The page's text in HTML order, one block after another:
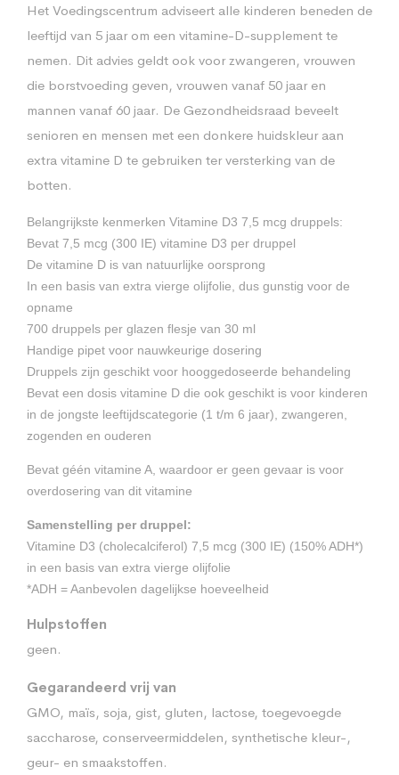
Het Voedingscentrum adviseert alle kinderen beneden de
leeftijd van 5 jaar om een vitamine-D-supplement te
nemen. Dit advies geldt ook voor zwangeren, vrouwen
die borstvoeding geven, vrouwen vanaf 50 jaar en
mannen vanaf 60 jaar. De Gezondheidsraad beveelt
senioren en mensen met een donkere huidskleur aan
extra vitamine D te gebruiken ter versterking van de
botten.
Belangrijkste kenmerken Vitamine D3 7,5 mcg druppels:
Bevat 7,5 mcg (300 IE) vitamine D3 per druppel
De vitamine D is van natuurlijke oorsprong
In een basis van extra vierge olijfolie, dus gunstig voor de
opname
700 druppels per glazen flesje van 30 ml
Handige pipet voor nauwkeurige dosering
Druppels zijn geschikt voor hooggedoseerde behandeling
Bevat een dosis vitamine D die ook geschikt is voor kinderen
in de jongste leeftijdscategorie (1 t/m 6 jaar), zwangeren,
zogenden en ouderen
Bevat géén vitamine A, waardoor er geen gevaar is voor
overdosering van dit vitamine
Samenstelling per druppel:
Vitamine D3 (cholecalciferol) 7,5 mcg (300 IE) (150% ADH*)
in een basis van extra vierge olijfolie
*ADH = Aanbevolen dagelijkse hoeveelheid
Hulpstoffen
geen.
Gegarandeerd vrij van
GMO, maïs, soja, gist, gluten, lactose, toegevoegde
saccharose, conserveermiddelen, synthetische kleur-,
geur- en smaakstoffen.